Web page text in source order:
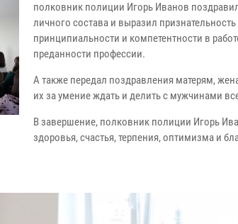
полковник полиции Игорь Иванов
личного состава и выразил
принципиальности и компетентности в
преданности профессии.
А также передал поздравления матерям,
их за умение ждать и делить с мужчинами
В завершение, полковник полиции Игорь
здоровья, счастья, терпения, оптимизма и